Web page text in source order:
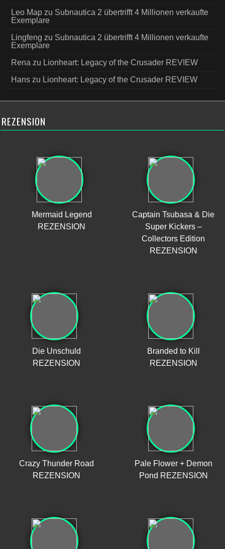
Leo Map zu Subnautica 2 übertrifft 4 Millionen verkaufte
Exemplare
Lingfeng zu Subnautica 2 übertrifft 4 Millionen verkaufte
Exemplare
Rena zu Lionheart: Legacy of the Crusader REVIEW
Hans zu Lionheart: Legacy of the Crusader REVIEW
REZENSION
Mermaid Legend
REZENSION
Captain Tsubasa & Die
Super Kickers –
Collectors Edition
REZENSION
Die Unschuld
REZENSION
Branded to Kill
REZENSION
Crazy Thunder Road
REZENSION
Pale Flower + Demon
Pond REZENSION